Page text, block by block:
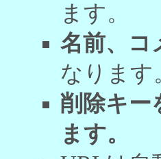
ます。
名前、コ
なります
削除キー
ます。